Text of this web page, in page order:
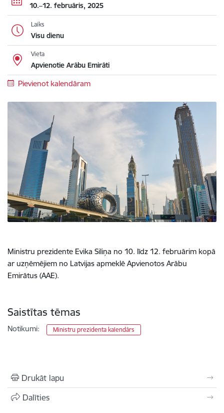
10.–12. februāris, 2025
Laiks
Visu dienu
Vieta
Apvienotie Arābu Emirāti
Pievienot kalendāram
Ministru prezidente Evika Siliņa no 10. līdz 12. februārim kopā
ar uzņēmējiem no Latvijas apmeklē Apvienotos Arābu
Emirātus (AAE).
Saistītas tēmas
Notikumi: Ministru prezidenta kalendārs
Drukāt lapu
Dalīties